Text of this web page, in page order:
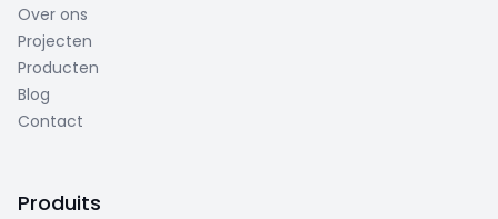
Over ons
Projecten
Producten
Blog
Contact
Produits